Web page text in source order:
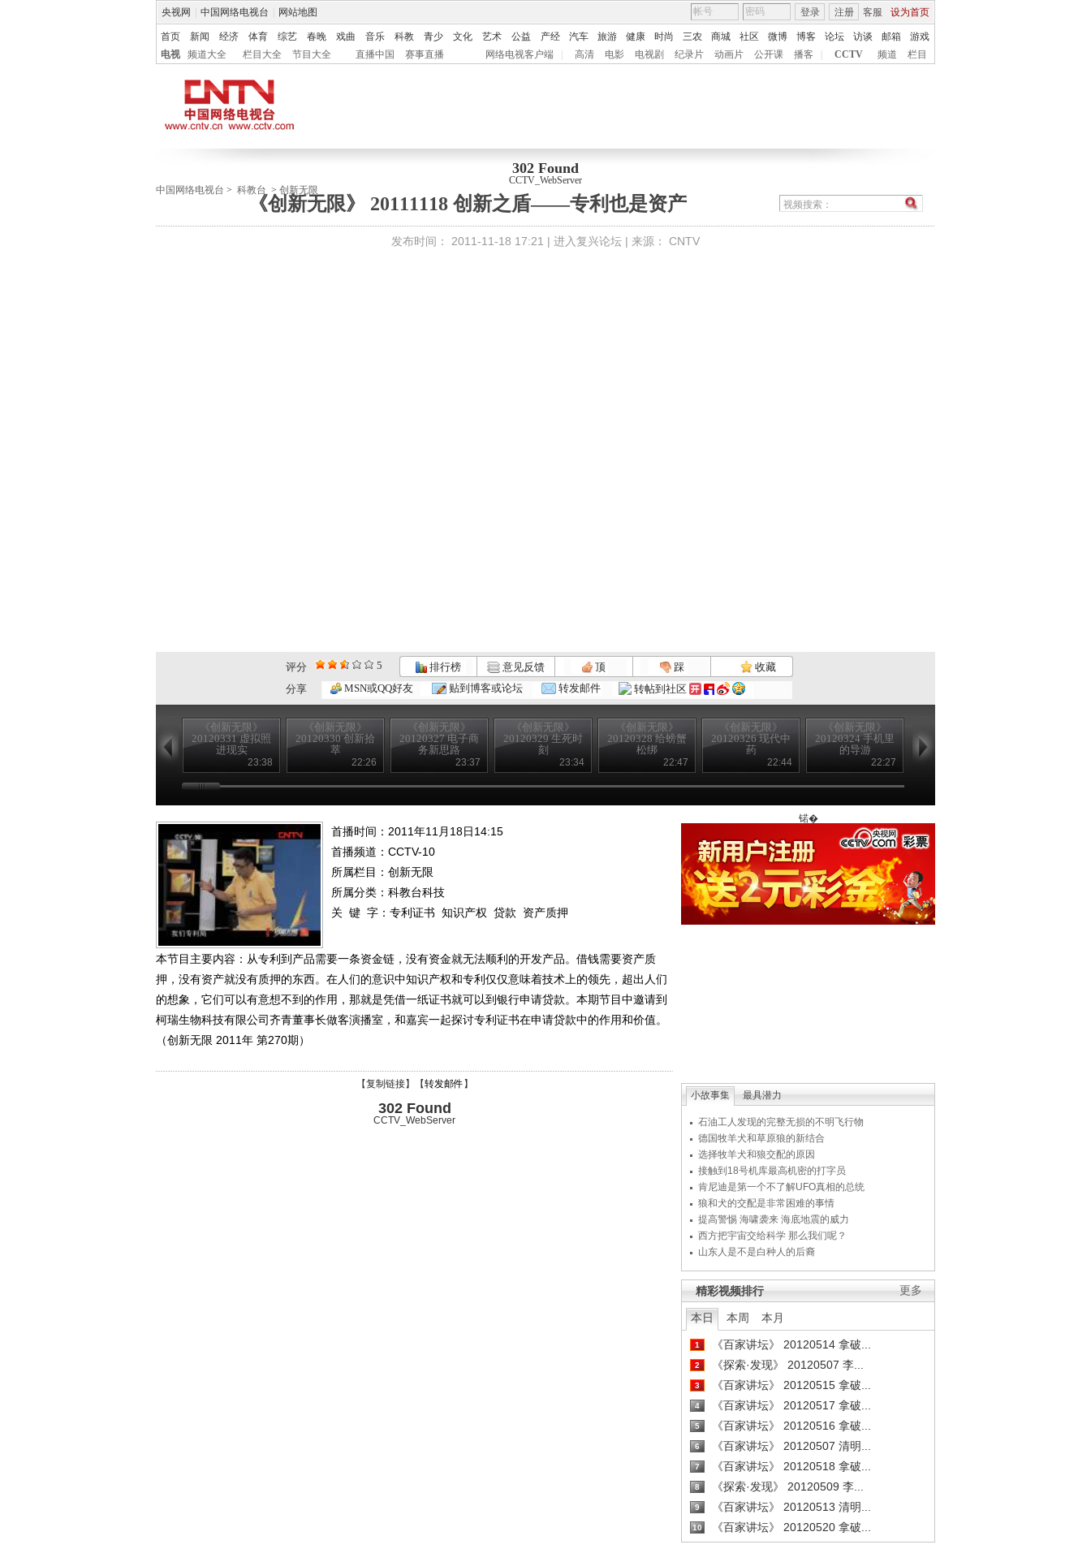
央视网 中国网络电视台 网站地图 客服 设为首页
登录 注册
首页 新闻 经济 体育 综艺 春晚 戏曲 音乐 科教 青少 文化 艺术 公益 产经 汽车 旅游 健康 时尚 三农 商城 社区 微博 博客 论坛 访谈 邮箱
游戏
电视
频道大全 栏目大全 节目大全 直播中国 赛事直播 网络电视客户端 高清 电影 电视剧 纪录片 动画片 公开课 播客 CCTV 频道 栏目
302 Found
CCTV_WebServer
中国网络电视台 > 科教台 > 创新无限
《创新无限》 20111118 创新之盾——专利也是资产
发布时间： 2011-11-18 17:21 | 进入复兴论坛 | 来源： CNTV
评分 5 排行榜 意见反馈 顶 踩
收藏
分享
MSN或QQ好友 贴到博客或论坛 转发邮件 转帖到社区
《创新无限》
20120331 虚拟照
进现实
23:38
《创新无限》
20120330 创新拾
萃
22:26
《创新无限》
20120327 电子商
务新思路
23:37
《创新无限》
20120329 生死时
刻
23:34
《创新无限》
20120328 给螃蟹
松绑
22:47
《创新无限》
20120326 现代中
药
22:44
《创新无限》
20120324 手机里
的导游
22:27
20120323 击退癫
首播时间：2011年11月18日14:15
首播频道： CCTV-10
所属栏目： 创新无限
所属分类：科教台科技
关 键 字： 专利证书 知识产权 贷款 资产质押
本节目主要内容：从专利到产品需要一条资金链，没有资金就无法顺利的开发产品。借钱需要资产质
押，没有资产就没有质押的东西。在人们的意识中知识产权和专利仅仅意味着技术上的领先，超出人们
的想象，它们可以有意想不到的作用，那就是凭借一纸证书就可以到银行申请贷款。本期节目中邀请到
柯瑞生物科技有限公司齐青董事长做客演播室，和嘉宾一起探讨专利证书在申请贷款中的作用和价值。
（创新无限 2011年 第270期）
【复制链接】【转发邮件 】
302 Found
CCTV_WebServer
锘�
小故事集 最具潜力
石油工人发现的完整无损的不明飞行物
德国牧羊犬和草原狼的新结合
选择牧羊犬和狼交配的原因
接触到18号机库最高机密的打字员
肯尼迪是第一个不了解UFO真相的总统
狼和犬的交配是非常困难的事情
提高警惕 海啸袭来 海底地震的威力
西方把宇宙交给科学 那么我们呢？
山东人是不是白种人的后裔
更多
精彩视频排行
本日 本周 本月
1 《百家讲坛》 20120514 拿破...
2 《探索·发现》 20120507 李...
3 《百家讲坛》 20120515 拿破...
4 《百家讲坛》 20120517 拿破...
5 《百家讲坛》 20120516 拿破...
6 《百家讲坛》 20120507 清明...
7 《百家讲坛》 20120518 拿破...
8 《探索·发现》 20120509 李...
9 《百家讲坛》 20120513 清明...
10 《百家讲坛》 20120520 拿破...